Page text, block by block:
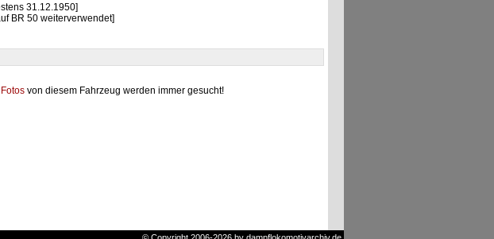
31.12.1950]
BR 50 weiterverwendet]
von diesem Fahrzeug werden immer gesucht!